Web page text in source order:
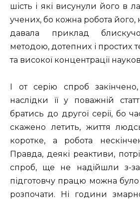
шість і які висунули його в
учених, бо кожна робота його,
давала приклад
методою, дотепних і простих
та високої концентрації
І от серію спроб
наслідки її у поважній
братись до другої серії, бо
скажено летить, життя
коротке, а робота
Правда, деякі реактиви,
спроб, ще не надійшли з-
підготовчу працю можна
розпочати. Ні години